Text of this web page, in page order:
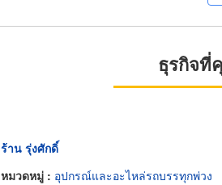
ธุรกิจที่
ร้าน รุ่งศักดิ์
หมวดหมู่ : อุปกรณ์และอะไหล่รถบรรทุกพ่วง